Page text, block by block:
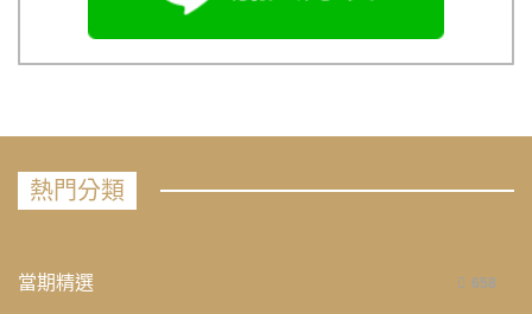
熱門分類
當期精選 658